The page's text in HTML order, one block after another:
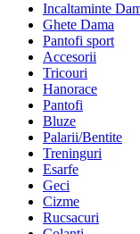
Incaltaminte
Ghete Dama
Pantofi sport
Accesorii
Tricouri
Hanorace
Pantofi
Bluze
Palarii/Bentite
Treninguri
Esarfe
Geci
Cizme
Rucsacuri